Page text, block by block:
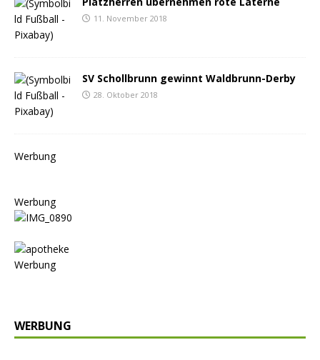
11. November 2018
SV Schollbrunn gewinnt Waldbrunn-Derby
28. Oktober 2018
Werbung
Werbung
Werbung
WERBUNG